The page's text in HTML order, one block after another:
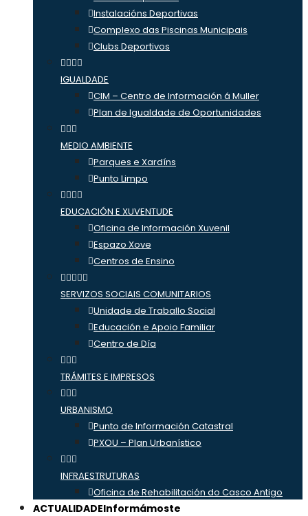
Instalacións Deportivas
Complexo das Piscinas Municipais
Clubs Deportivos
IGUALDADE
CIM – Centro de Información á Muller
Plan de Igualdade de Oportunidades
MEDIO AMBIENTE
Parques e Xardíns
Punto Limpo
EDUCACIÓN E XUVENTUDE
Oficina de Información Xuvenil
Espazo Xove
Centros de Ensino
SERVIZOS SOCIAIS COMUNITARIOS
Unidade de Traballo Social
Educación e Apoio Familiar
Centro de Día
TRÁMITES E IMPRESOS
URBANISMO
Punto de Información Catastral
PXOU – Plan Urbanístico
INFRAESTRUTURAS
Oficina de Rehabilitación do Casco Antigo
ACTUALIDADEInformámoste